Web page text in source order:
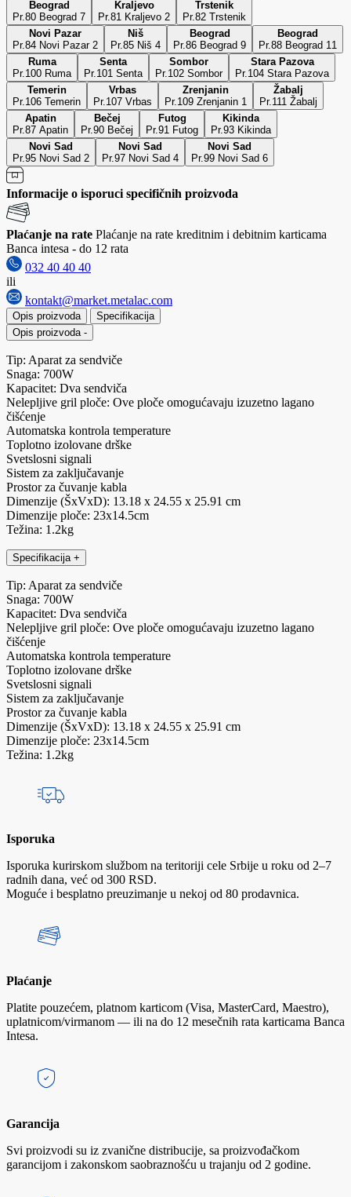
Beograd
Pr.80 Beograd 7
Kraljevo
Pr.81 Kraljevo 2
Trstenik
Pr.82 Trstenik
Novi Pazar
Pr.84 Novi Pazar 2
Niš
Pr.85 Niš 4
Beograd
Pr.86 Beograd 9
Beograd
Pr.88 Beograd 11
Ruma
Pr.100 Ruma
Senta
Pr.101 Senta
Sombor
Pr.102 Sombor
Stara Pazova
Pr.104 Stara Pazova
Temerin
Pr.106 Temerin
Vrbas
Pr.107 Vrbas
Zrenjanin
Pr.109 Zrenjanin 1
Žabalj
Pr.111 Žabalj
Apatin
Pr.87 Apatin
Bečej
Pr.90 Bečej
Futog
Pr.91 Futog
Kikinda
Pr.93 Kikinda
Novi Sad
Pr.95 Novi Sad 2
Novi Sad
Pr.97 Novi Sad 4
Novi Sad
Pr.99 Novi Sad 6
Informacije o isporuci specifičnih proizvoda
Plaćanje na rate Plaćanje na rate kreditnim i debitnim karticama
Banca intesa - do 12 rata
032 40 40 40
ili
kontakt@market.metalac.com
Opis proizvoda
Specifikacija
Opis proizvoda -
Tip: Aparat za sendviče
Snaga: 700W
Kapacitet: Dva sendviča
Nelepljive gril ploče: Ove ploče omogućavaju izuzetno lagano
čišćenje
Automatska kontrola temperature
Toplotno izolovane drške
Svetslosni signali
Sistem za zaključavanje
Prostor za čuvanje kabla
Dimenzije (ŠxVxD): 13.18 x 24.55 x 25.91 cm
Dimenzije ploče: 23x14.5cm
Težina: 1.2kg
Specifikacija +
Tip: Aparat za sendviče
Snaga: 700W
Kapacitet: Dva sendviča
Nelepljive gril ploče: Ove ploče omogućavaju izuzetno lagano
čišćenje
Automatska kontrola temperature
Toplotno izolovane drške
Svetslosni signali
Sistem za zaključavanje
Prostor za čuvanje kabla
Dimenzije (ŠxVxD): 13.18 x 24.55 x 25.91 cm
Dimenzije ploče: 23x14.5cm
Težina: 1.2kg
Isporuka
Isporuka kurirskom službom na teritoriji cele Srbije u roku od 2–7
radnih dana, već od 300 RSD.
Moguće i besplatno preuzimanje u nekoj od 80 prodavnica.
Plaćanje
Platite pouzećem, platnom karticom (Visa, MasterCard, Maestro),
uplatnicom/virmanom — ili na do 12 mesečnih rata karticama Banca
Intesa.
Garancija
Svi proizvodi su iz zvanične distribucije, sa proizvođačkom
garancijom i zakonskom saobraznošću u trajanju od 2 godine.